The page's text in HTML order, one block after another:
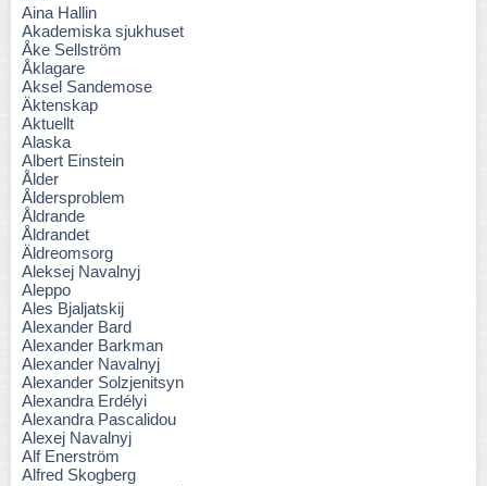
Aina Hallin
Akademiska sjukhuset
Åke Sellström
Åklagare
Aksel Sandemose
Äktenskap
Aktuellt
Alaska
Albert Einstein
Ålder
Åldersproblem
Åldrande
Åldrandet
Äldreomsorg
Aleksej Navalnyj
Aleppo
Ales Bjaljatskij
Alexander Bard
Alexander Barkman
Alexander Navalnyj
Alexander Solzjenitsyn
Alexandra Erdélyi
Alexandra Pascalidou
Alexej Navalnyj
Alf Enerström
Alfred Skogberg